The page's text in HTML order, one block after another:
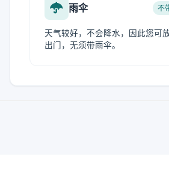
雨伞 不
天气较好，不会降水，因此您可
出门，无须带雨伞。